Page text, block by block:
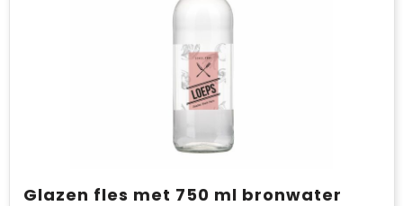
Glazen fles met 750 ml bronwater